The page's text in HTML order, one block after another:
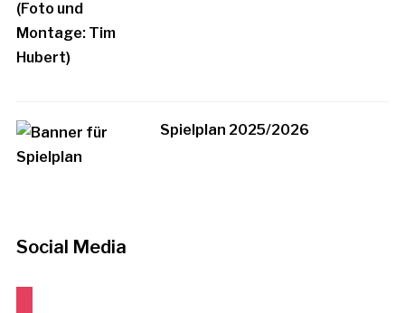
Spielplan 2025/2026
Social Media